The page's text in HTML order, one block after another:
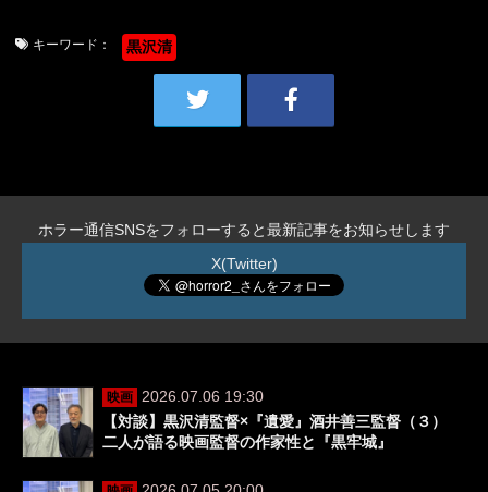
キーワード： 黒沢清
ホラー通信SNSをフォローすると最新記事をお知らせします
X(Twitter)
映画
2026.07.06 19:30
【対談】黒沢清監督×『遺愛』酒井善三監督（３）
二人が語る映画監督の作家性と『黒牢城』